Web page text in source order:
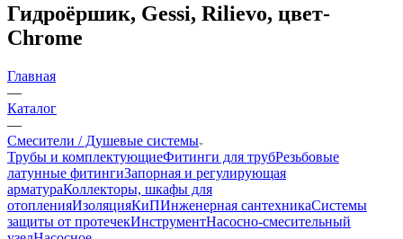
Гидроёршик, Gessi, Rilievo, цвет-
Chrome
Главная
—
Каталог
—
Смесители / Душевые системы
Трубы и комплектующиеФитинги для трубРезьбовые
латунные фитингиЗапорная и регулирующая
арматураКоллекторы, шкафы для
отопленияИзоляцияКиПИнженерная сантехникаСистемы
защиты от протечекИнструментНасосно-смесительный